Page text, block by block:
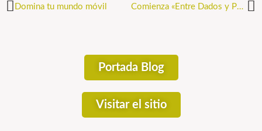
Domina tu mundo móvil Comienza «Entre Dados y Páginas – Viajes a nuevos mundos» – proyecto de Participación Juvenil
Portada Blog
Visitar el sitio